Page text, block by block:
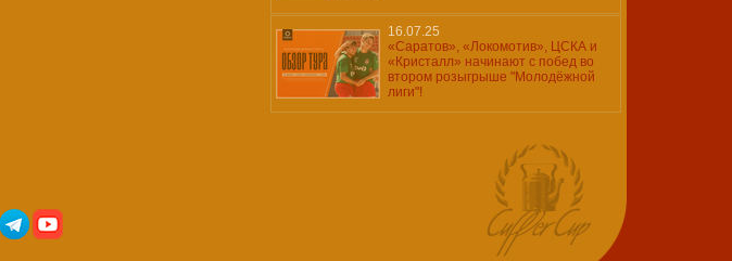
16.07.25
«Саратов», «Локомотив», ЦСКА и
«Кристалл» начинают с побед во
втором розыгрыше "Молодёжной
лиги"!